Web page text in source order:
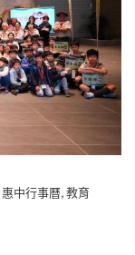
惠中行事曆,教育